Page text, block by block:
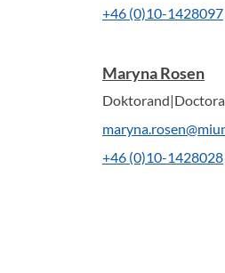
+46 (0)10-1428097
Maryna Rosen
+46 (0)10-1428028